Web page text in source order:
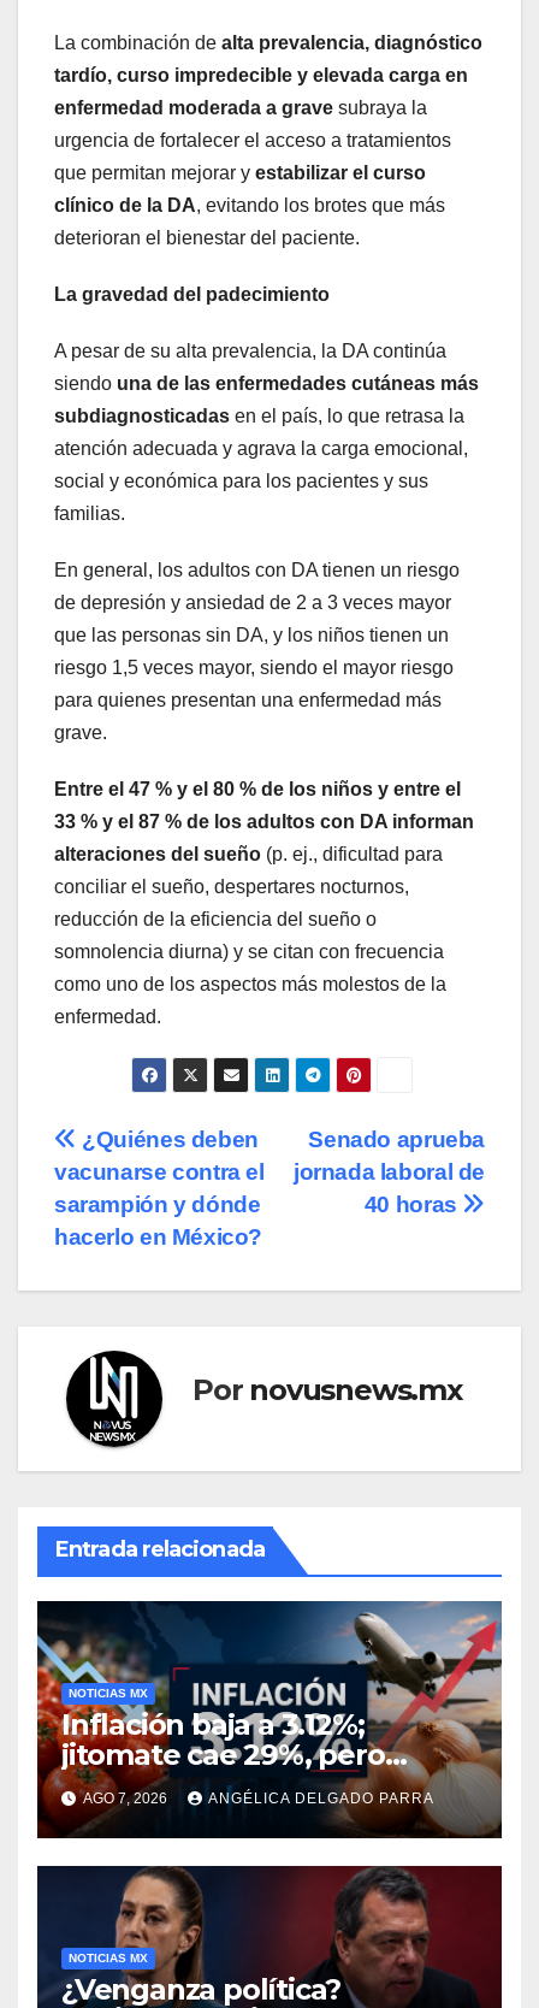
La combinación de alta prevalencia, diagnóstico
tardío, curso impredecible y elevada carga en
enfermedad moderada a grave subraya la
urgencia de fortalecer el acceso a tratamientos
que permitan mejorar y estabilizar el curso
clínico de la DA, evitando los brotes que más
deterioran el bienestar del paciente.
La gravedad del padecimiento
A pesar de su alta prevalencia, la DA continúa
siendo una de las enfermedades cutáneas más
subdiagnosticadas en el país, lo que retrasa la
atención adecuada y agrava la carga emocional,
social y económica para los pacientes y sus
familias.
En general, los adultos con DA tienen un riesgo
de depresión y ansiedad de 2 a 3 veces mayor
que las personas sin DA, y los niños tienen un
riesgo 1,5 veces mayor, siendo el mayor riesgo
para quienes presentan una enfermedad más
grave.
Entre el 47 % y el 80 % de los niños y entre el
33 % y el 87 % de los adultos con DA informan
alteraciones del sueño (p. ej., dificultad para
conciliar el sueño, despertares nocturnos,
reducción de la eficiencia del sueño o
somnolencia diurna) y se citan con frecuencia
como uno de los aspectos más molestos de la
enfermedad.
Navegación
de
entradas
Senado aprueba
jornada laboral de
40 horas
¿Quiénes deben
vacunarse contra el
sarampión y dónde
hacerlo en México?
Por novusnews.mx
Entrada relacionada
NOTICIAS MX
Inflación baja a 3.12%;
jitomate cae 29%, pero
cebolla y vuelos se
encarecen
AGO 7, 2026 ANGÉLICA DELGADO PARRA
NOTICIAS MX
¿Venganza política?